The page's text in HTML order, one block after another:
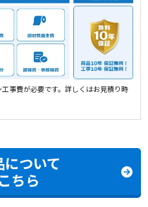
事費が必要です。詳しくはお見積り時
ついて
ちら